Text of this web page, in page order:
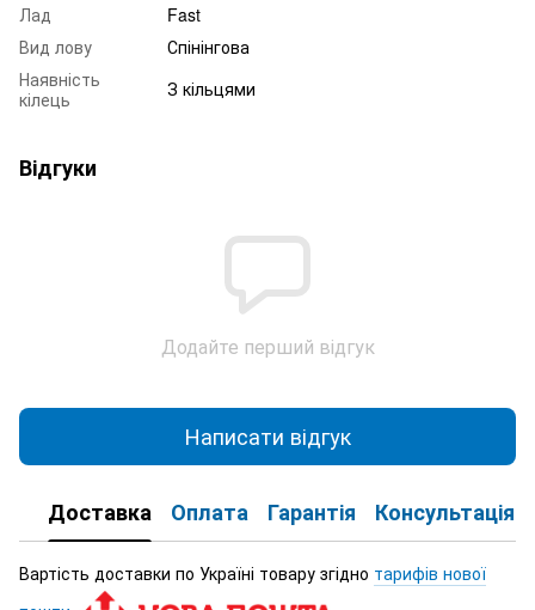
Лад
Fast
Вид лову
Спінінгова
Наявність
кілець
З кільцями
Відгуки
Додайте перший відгук
Написати відгук
Доставка Оплата Гарантія Консультація
Вартість доставки по Україні товару згідно тарифів нової